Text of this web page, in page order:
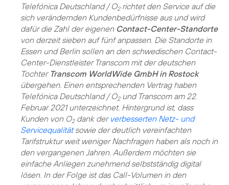
Telefónica Deutschland / O2richtet den Service auf die
sich verändernden Kundenbedürfnisse aus und wird
dafür die Zahl der eigenen Contact-Center-Standorte
von derzeit sieben auf fünf anpassen. Die Standorte in
Essen und Berlin sollen an den schwedischen Contact-
Center-Dienstleister Transcom mit der deutschen
Tochter Transcom WorldWide GmbH in Rostock
übergehen. Einen entsprechenden Vertrag haben
Telefónica Deutschland / O2und Transcom am 22.
Februar 2021 unterzeichnet. Hintergrund ist, dass
Kunden von O2dank der verbesserten Netz- und
Servicequalitätsowie der deutlich vereinfachten
Tarifstruktur weit weniger Nachfragen haben als noch in
den vergangenen Jahren. Außerdem möchten sie
einfache Anliegen zunehmend selbstständig digital
lösen. In der Folge ist das Call-Volumen in den